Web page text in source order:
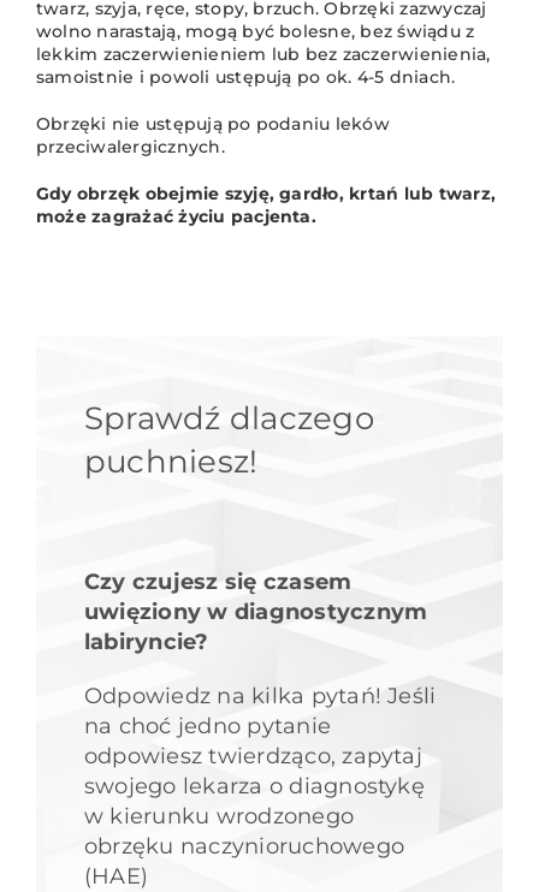
twarz, szyja, ręce, stopy, brzuch. Obrzęki zazwyczaj
wolno narastają, mogą być bolesne, bez świądu z
lekkim zaczerwienieniem lub bez zaczerwienienia,
samoistnie i powoli ustępują po ok. 4-5 dniach.
Obrzęki nie ustępują po podaniu leków
przeciwalergicznych.
Gdy obrzęk obejmie szyję, gardło, krtań lub twarz,
może zagrażać życiu pacjenta.
Sprawdź dlaczego
puchniesz!
Czy czujesz się czasem
uwięziony w diagnostycznym
labiryncie?
Odpowiedz na kilka pytań! Jeśli
na choć jedno pytanie
odpowiesz twierdząco, zapytaj
swojego lekarza o diagnostykę
w kierunku wrodzonego
obrzęku naczynioruchowego
(HAE)